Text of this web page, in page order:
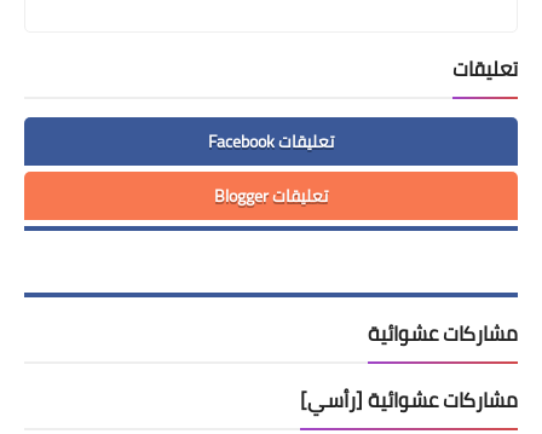
تعليقات
تعليقات Facebook
تعليقات Blogger
مشاركات عشوائية
مشاركات عشوائية [رأسي]